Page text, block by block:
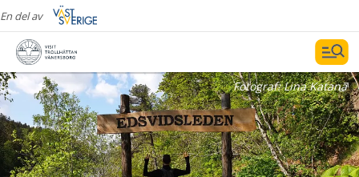
En del av
Fotograf:Lina Katana